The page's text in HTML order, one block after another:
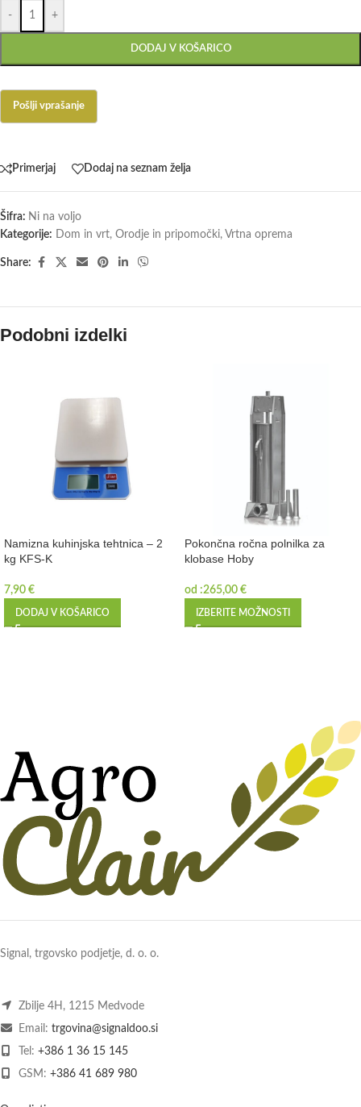
- +
DODAJ V KOŠARICO
Primerjaj Dodaj na seznam želja
Šifra: Ni na voljo
Kategorije: Dom in vrt, Orodje in pripomočki, Vrtna oprema
Share:
Podobni izdelki
Namizna kuhinjska tehtnica – 2
kg KFS-K
7,90 €
DODAJ V KOŠARICO
Pokončna ročna polnilka za
klobase Hoby
od :265,00 €
IZBERITE MOŽNOSTI
Signal, trgovsko podjetje, d. o. o.
Zbilje 4H, 1215 Medvode
Email: trgovina@signaldoo.si
Tel: +386 1 36 15 145
GSM: +386 41 689 980